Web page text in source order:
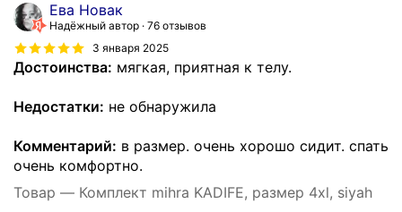
Ева Новак
Надёжный автор 76 отзывов
3 января 2025
Достоинства: мягкая, приятная к телу.
Недостатки: не обнаружила
Комментарий: в размер. очень хорошо сидит. спать
очень комфортно.
Товар — Комплект mihra KADIFE, размер 4xl, siyah